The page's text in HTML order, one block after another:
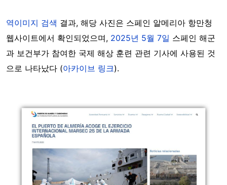
역이미지 검색 결과, 해당 사진은 스페인 알메리아 항만청
웹사이트에서 확인되었으며, 2025년 5월 7일 스페인 해군
과 보건부가 참여한 국제 해상 훈련 관련 기사에 사용된 것
으로 나타났다 (아카이브 링크).
Image